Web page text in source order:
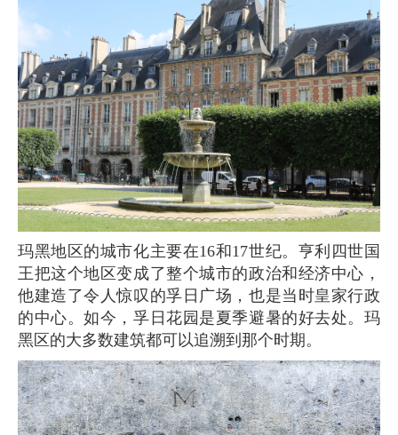
玛黑地区的城市化主要在16和17世纪。亨利四世国
王把这个地区变成了整个城市的政治和经济中心，
他建造了令人惊叹的孚日广场，也是当时皇家行政
的中心。如今，孚日花园是夏季避暑的好去处。玛
黑区的大多数建筑都可以追溯到那个时期。